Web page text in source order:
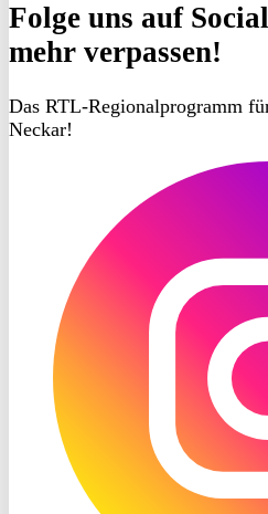
Folge uns auf
mehr verpassen!
Das RTL-Regionalprogramm
Neckar!
Instagram